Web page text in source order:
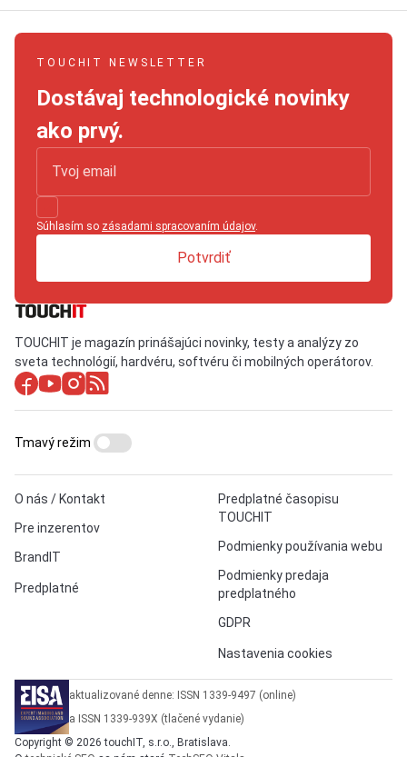
TOUCHIT NEWSLETTER
Dostávaj technologické novinky
ako prvý.
Súhlasím so zásadami spracovaním údajov.
Potvrdiť
TOUCHIT je magazín prinášajúci novinky, testy a analýzy zo
sveta technológií, hardvéru, softvéru či mobilných operátorov.
O nás / Kontakt
Pre inzerentov
BrandIT
Predplatné
Predplatné časopisu
TOUCHIT
Podmienky používania webu
Podmienky predaja
predplatného
GDPR
Nastavenia cookies
Tmavý režim
aktualizované denne: ISSN 1339-9497 (online)
a ISSN 1339-939X (tlačené vydanie)
Copyright © 2026 touchIT, s.r.o., Bratislava.